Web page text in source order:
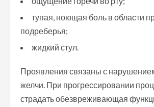
тупая, ноющая боль в области
подреберья;
жидкий стул.
Проявления связаны с
желчи. При прогрессировании
страдать обезвреживающая